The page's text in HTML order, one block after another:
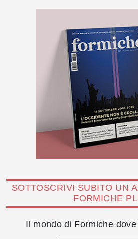
SOTTOSCRIVI SUBITO UN
FORMICHE
Il mondo di Formiche